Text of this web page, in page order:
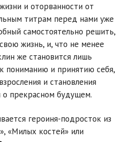
и оторванности от
титрам перед нами уже
самостоятельно решить,
жизнь, и, что не менее
же становится лишь
пониманию и принятию себя,
и становления
прекрасном будущем.
героиня-подросток из
«Милых костей» или